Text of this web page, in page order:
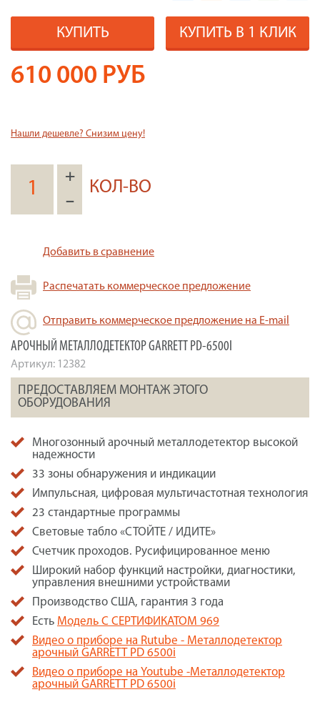
КУПИТЬ КУПИТЬ В 1 КЛИК
610 000 РУБ
Нашли дешевле? Снизим цену!
+
–
КОЛ-ВО
Добавить в сравнение
Распечатать коммерческое предложение
Отправить коммерческое предложение на E-mail
АРОЧНЫЙ МЕТАЛЛОДЕТЕКТОР GARRETT PD-6500I
Артикул: 12382
ПРЕДОСТАВЛЯЕМ МОНТАЖ ЭТОГО
ОБОРУДОВАНИЯ
Многозонный арочный металлодетектор высокой
надежности
33 зоны обнаружения и индикации
Импульсная, цифровая мультичастотная технология
23 стандартные программы
Cветовые табло «СТОЙТЕ / ИДИТЕ»
Счетчик проходов. Русифицированное меню
Широкий набор функций настройки, диагностики,
управления внешними устройствами
Производство США, гарантия 3 года
Есть Модель С СЕРТИФИКАТОМ 969
Видео о приборе на Rutube - Металлодетектор
арочный GARRETT PD 6500i
Видео о приборе на Youtube -Металлодетектор
арочный GARRETT PD 6500i